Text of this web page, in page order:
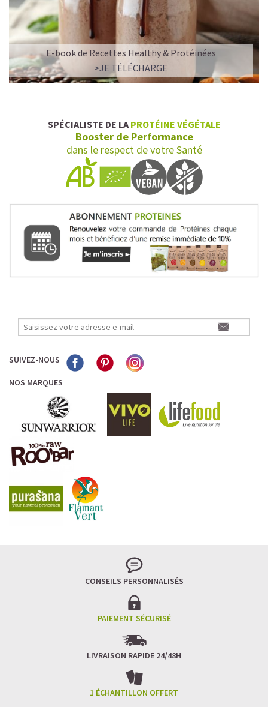
L’ALLIANCE PARFAITE ENTRE PLAISIR ET
PERFORMANCE
Cacao pur, café expresso et lait végétal fusionnent dans
une boisson veloutée et énergisante.
Une vraie caresse chocolatée, riche en protéines, léger
pour ne jamais peser.
Pour les accros au chocolat qui veulent booster leurs
journées avec goût et équilibre.
Mocha Glacé Protéiné
🍵 MATCHA LATTE GLACÉ
LA FRAÎCHEUR VERTE QUI APAISE L’ESPRIT
Le matcha, ce thé japonais se marie à la douceur du lait
tout en stimulant la concentration.
Un goût légèrement herbacé, addictif et plein de
Idéal pour : recharger ses batteries sans caféine,
hydrater, et retrouver focus et sérénité.
Matcha Latte Glacé Protéiné
SAWONDO RÉINVENTE LE PLAISIR DES CAFÉS GLACÉS
✅ Sans sucre raffiné
E-book de Recettes Healthy & Protéinées
>JE TÉLÉCHARGE
SPÉCIALISTE DE LA PROTÉINE VÉGÉTALE
Booster de Performance
dans le respect de votre Santé
SUIVEZ-NOUS
NOS MARQUES
CONSEILS PERSONNALISÉS
PAIEMENT SÉCURISÉ
LIVRAISON RAPIDE 24/48H
1 ÉCHANTILLON OFFERT